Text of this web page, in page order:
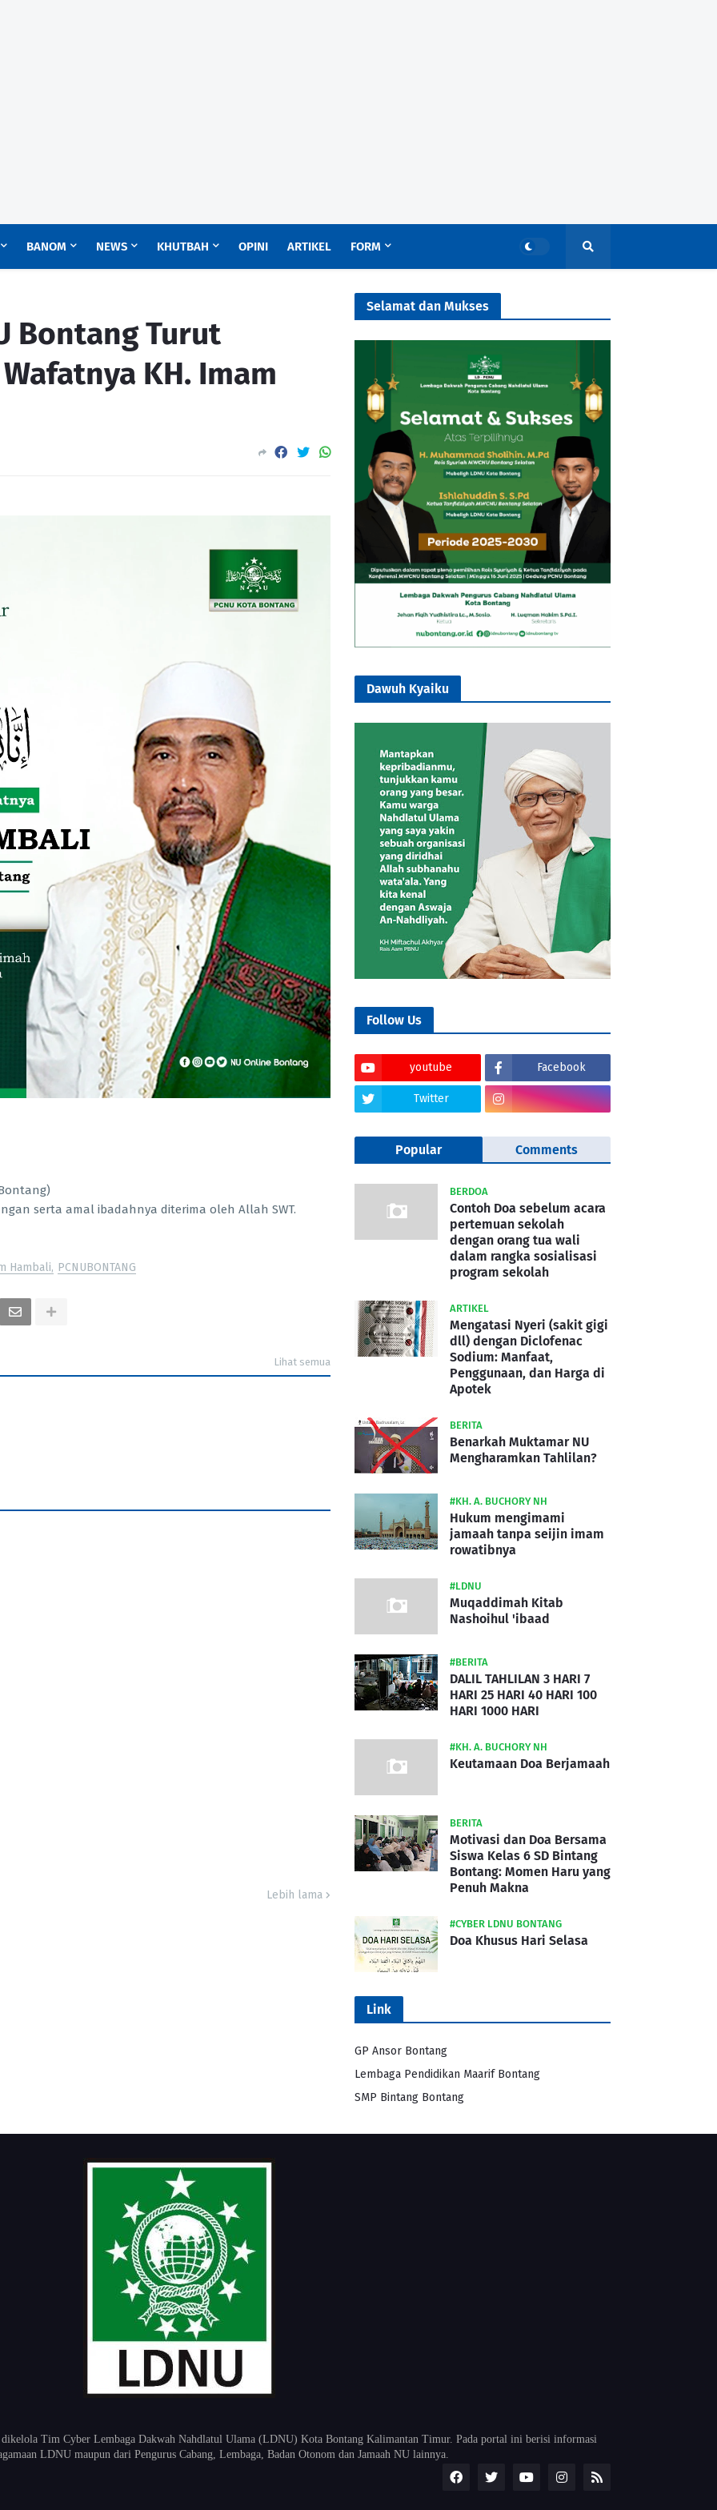
BANOM NEWS KHUTBAH OPINI ARTIKEL FORM
Bontang Turut
KH. Imam
serta amal ibadahnya diterima oleh Allah SWT.
Hambali PCNUBONTANG
Lihat semua
Lebih lama
Selamat dan Mukses
Dawuh Kyaiku
Follow Us
youtube Facebook
Twitter
Popular Comments
BERDOA
Contoh Doa sebelum acara
pertemuan sekolah
dengan orang tua wali
dalam rangka sosialisasi
program sekolah
ARTIKEL
Mengatasi Nyeri (sakit gigi
dll) dengan Diclofenac
Sodium: Manfaat,
Penggunaan, dan Harga di
Apotek
BERITA
Benarkah Muktamar NU
Mengharamkan Tahlilan?
#KH. A. BUCHORY NH
Hukum mengimami
jamaah tanpa seijin imam
rowatibnya
#LDNU
Muqaddimah Kitab
Nashoihul 'ibaad
#BERITA
DALIL TAHLILAN 3 HARI 7
HARI 25 HARI 40 HARI 100
HARI 1000 HARI
#KH. A. BUCHORY NH
Keutamaan Doa Berjamaah
BERITA
Motivasi dan Doa Bersama
Siswa Kelas 6 SD Bintang
Bontang: Momen Haru yang
Penuh Makna
#CYBER LDNU BONTANG
Doa Khusus Hari Selasa
Link
GP Ansor Bontang
Lembaga Pendidikan Maarif Bontang
SMP Bintang Bontang
Tim Cyber Lembaga Dakwah Nahdlatul Ulama (LDNU) Kota Bontang Kalimantan Timur. Pada portal ini berisi informasi
LDNU maupun dari Pengurus Cabang, Lembaga, Badan Otonom dan Jamaah NU lainnya.